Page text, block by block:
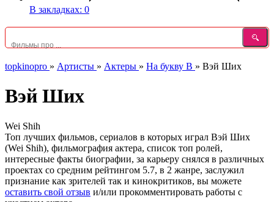
В закладках: 0
topkinopro » Артисты » Актеры » На букву В » Вэй Ших
Вэй Ших
Wei Shih
Топ лучших фильмов, сериалов в которых играл Вэй Ших
(Wei Shih), фильмография актера, список топ ролей,
интересные факты биографии, за карьеру снялся в различных
проектах со средним рейтингом 5.7, в 2 жанре, заслужил
признание как зрителей так и кинокритиков, вы можете
оставить свой отзыв и/или прокомментировать работы с